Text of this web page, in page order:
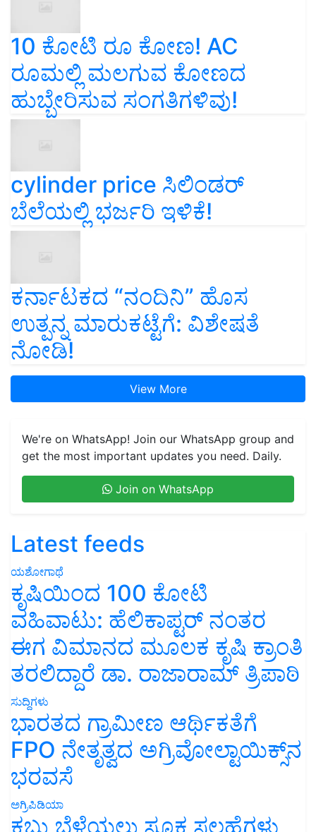
10 ಕೋಟಿ ರೂ ಕೋಣ! AC
ರೂಮಲ್ಲಿ ಮಲಗುವ ಕೋಣದ
ಹುಬ್ಬೇರಿಸುವ ಸಂಗತಿಗಳಿವು!
cylinder price ಸಿಲಿಂಡರ್‌
ಬೆಲೆಯಲ್ಲಿ ಭರ್ಜರಿ ಇಳಿಕೆ!
ಕರ್ನಾಟಕದ “ನಂದಿನಿ” ಹೊಸ
ಉತ್ಪನ್ನ ಮಾರುಕಟ್ಟೆಗೆ: ವಿಶೇಷತೆ
ನೋಡಿ!
View More
We're on WhatsApp! Join our WhatsApp group and
get the most important updates you need. Daily.
Join on WhatsApp
Latest feeds
ಯಶೋಗಾಥೆ
ಕೃಷಿಯಿಂದ 100 ಕೋಟಿ
ವಹಿವಾಟು: ಹೆಲಿಕಾಪ್ಟರ್ ನಂತರ
ಈಗ ವಿಮಾನದ ಮೂಲಕ ಕೃಷಿ ಕ್ರಾಂತಿ
ತರಲಿದ್ದಾರೆ ಡಾ. ರಾಜಾರಾಮ್ ತ್ರಿಪಾಠಿ
ಸುದ್ದಿಗಳು
ಭಾರತದ ಗ್ರಾಮೀಣ ಆರ್ಥಿಕತೆಗೆ
FPO ನೇತೃತ್ವದ ಅಗ್ರಿವೋಲ್ಟಾಯಿಕ್ಸ್‌ನ
ಭರವಸೆ
ಅಗ್ರಿಪಿಡಿಯಾ
ಕಬ್ಬು ಬೆಳೆಯಲು ಸೂಕ್ತ ಸಲಹೆಗಳು